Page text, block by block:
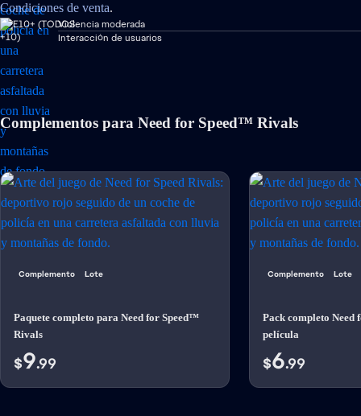
Condiciones de venta.
Violencia moderada
Interacción de usuarios
Complementos para Need for Speed™ Rivals
Complemento Lote
Paquete completo para Need for Speed™
Rivals
$9.99
Complemento Lote
Pack completo
película
$6.99